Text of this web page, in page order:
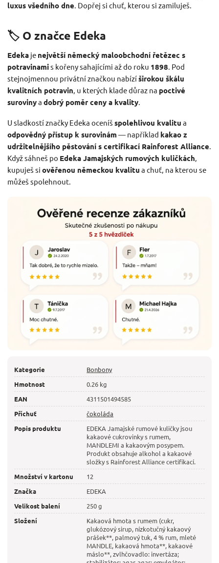
luxus všedního dne. Dopřej si chuť, kterou si zamiluješ.
🏷️ O značce Edeka
Edeka je největší německý maloobchodní řetězec s
potravinamis kořeny sahajícími až do roku 1898. Pod
stejnojmennou privátní značkou nabízíširokou škálu
kvalitních potravin, u kterých klade důraz na poctivé
surovinya dobrý poměr ceny a kvality.
U sladkostí značky Edeka oceníš spolehlivou kvalitu a
odpovědný přístup k surovinám — například kakao z
udržitelnějšího pěstování s certifikací Rainforest Alliance.
Když sáhneš po Edeka Jamajských rumových kuličkách,
kupuješ si ověřenou německou kvalitu a chuť, na kterou se
můžeš spolehnout.
Kategorie
Bonbony
Hmotnost
0.26 kg
EAN
4311501494585
Příchuť
čokoláda
Popis produktu
EDEKA Jamajské rumové kuličky jsou
kakaové cukrovinky s rumem,
MANDLEMI a kakaovým posypem.
Produkt obsahuje alkohol a kakaové
složky s Rainforest Alliance certifikací.
Množství v kartonu
12
Značka
EDEKA
Velikost balení
250 g
Složení
Kakaová hmota s rumem (cukr,
glukózový sirup, nízkotučný kakaový
prášek**, palmový tuk, 4 % rum, mleté
MANDLE, kakaová hmota**, kakaové
máslo**, zvlhčovadlo: invertáza;